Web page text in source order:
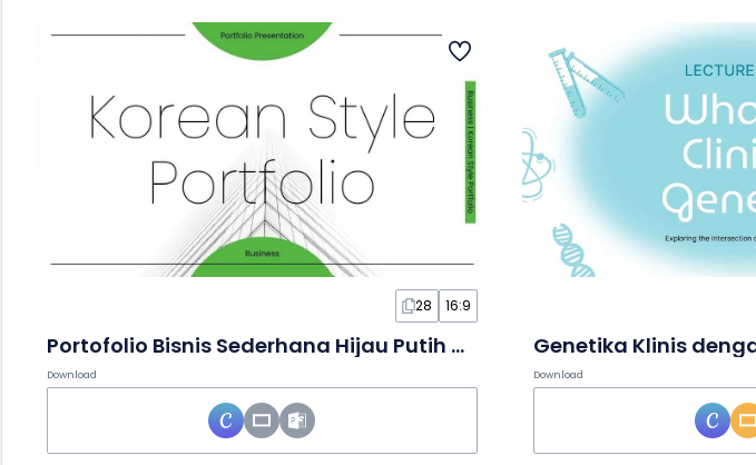
28 16:9
Portofolio Bisnis Sederhana Hijau Putih Gaya Korea dalam Slide
Download Download